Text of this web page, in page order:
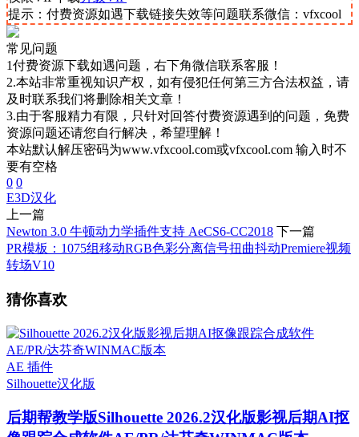
提示：付费资源如遇下载链接失效等问题联系微信：vfxcool
常见问题
1付费资源下载如遇问题，右下角微信联系客服！
2.本站非常重视知识产权，如有侵犯任何第三方合法权益，请
及时联系我们将删除相关文章！
3.由于客服精力有限，只针对回答付费资源遇到的问题，免费
资源问题还请您自行解决，希望理解！
本站默认解压密码为www.vfxcool.com或vfxcool.com 输入时不
要有空格
0 0
E3D汉化
上一篇
Newton 3.0 牛顿动力学插件支持 AeCS6-CC2018 下一篇
PR模板：1075组移动RGB色彩分离信号扭曲抖动Premiere视频
转场V10
猜你喜欢
AE 插件
Silhouette汉化版
后期帮教学版Silhouette 2026.2汉化版影视后期AI抠